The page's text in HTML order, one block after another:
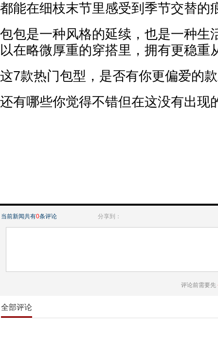
都能在细枝末节里感受到季节交替的
包包是一种风格的延续，也是一种生
以在略微厚重的穿搭里，拥有更稳重
这7款热门包型，是否有你更偏爱的
还有哪些你觉得不错但在这没有出现
当前新闻共有0条评论 分享到：
评论前需要先
全部评论